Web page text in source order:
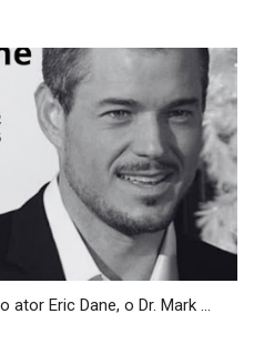
ator Eric Dane, o Dr. Mark ...